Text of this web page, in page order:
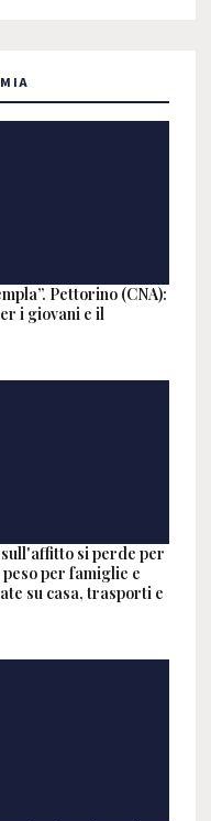
Pettorino (CNA):
i giovani e il
si perde per
per famiglie e
su casa, trasporti e